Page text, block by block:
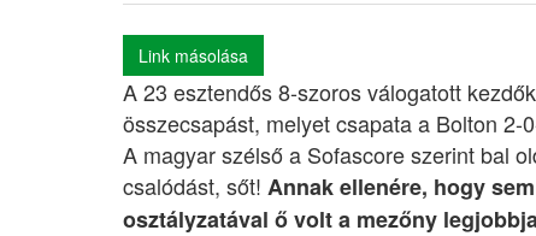
Link másolása
A 23 esztendős 8-szoros válogatott
összecsapást, melyet csapata a Bolton 2-
A magyar szélső a Sofascore szerint bal
csalódást, sőt! Annak ellenére, hogy
osztályzatával ő volt a mezőny